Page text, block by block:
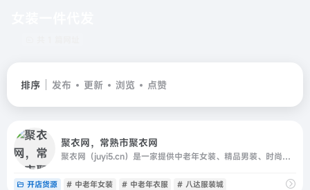
排序 发布 更新 浏览 点赞
聚衣网，常熟市聚衣网
聚衣网（juyi5.cn）是一家提供中老年女装、精品男装、时尚女装一手货源的服装供货网站，为江苏常熟数万家服装厂商提供推广销售渠道；,面向全国网销卖家、实体批发商提供最具竞争力的货源一站式货源进货，并提供快速发布、下载，服装一件代发、推荐专业服装类摄影等优质服务
开店货源 # 中老年女装 # 中老年衣服 # 八达服装城